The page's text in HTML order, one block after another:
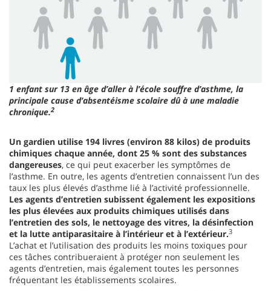
1 enfant sur 13 en âge d’aller à l’école souffre d’asthme, la
principale cause d’absentéisme scolaire dû à une maladie
chronique.2
Un gardien utilise 194 livres (environ 88 kilos) de produits
chimiques chaque année, dont 25 % sont des substances
dangereuses, ce qui peut exacerber les symptômes de
l’asthme. En outre, les agents d’entretien connaissent l’un des
taux les plus élevés d’asthme lié à l’activité professionnelle.
Les agents d’entretien subissent également les expositions
les plus élevées aux produits chimiques utilisés dans
l’entretien des sols, le nettoyage des vitres, la désinfection
et la lutte antiparasitaire à l’intérieur et à l’extérieur.3
L’achat et l’utilisation des produits les moins toxiques pour
ces tâches contribueraient à protéger non seulement les
agents d’entretien, mais également toutes les personnes
fréquentant les établissements scolaires.